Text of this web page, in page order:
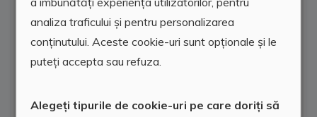
analiza traficului și pentru personalizarea
conținutului. Aceste cookie-uri sunt opționale și le
puteți accepta sau refuza.
Alegeți tipurile de cookie-uri pe care doriți să